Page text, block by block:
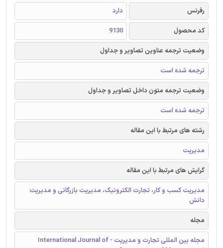
رفرنس
دارد
کد محصول
9130
وضعیت ترجمه عناوین تصاویر و جداول
ترجمه شده است
وضعیت ترجمه متون داخل تصاویر و جداول
ترجمه شده است
رشته های مرتبط با این مقاله
مدیریت
گرایش های مرتبط با این مقاله
مدیریت کسب و کار، تجارت الکترونیک، مدیریت بازرگانی و مدیریت
دانش
مجله
مجله بین المللی تجارت و مدیریت - International Journal of